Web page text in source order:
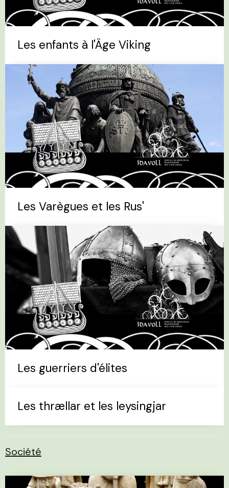
Les enfants à l'Âge Viking
Les Varègues et les Rus'
Les guerriers d'élites
Les thrællar et les leysingjar
Société